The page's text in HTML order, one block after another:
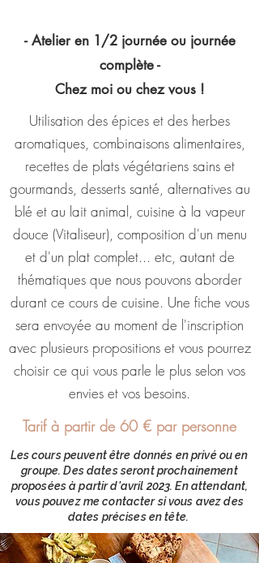
- Atelier en 1/2 journée ou journée
complète -
Chez moi ou chez vous !
Utilisation des épices et des herbes
aromatiques, combinaisons alimentaires,
recettes de plats végétariens sains et
gourmands, desserts santé, alternatives au
blé et au lait animal, cuisine à la vapeur
douce (Vitaliseur), composition d'un menu
et d'un plat complet... etc, autant de
thématiques que nous pouvons aborder
durant ce cours de cuisine. Une fiche vous
sera envoyée au moment de l'inscription
avec plusieurs propositions et vous pourrez
choisir ce qui vous parle le plus selon vos
envies et vos besoins.
Tarif à partir de 60 € par personne
Les cours peuvent être donnés en privé ou en
groupe. Des dates seront prochainement
proposées à partir d'avril 2023. En attendant,
vous pouvez me contacter si vous avez des
dates précises en tête.